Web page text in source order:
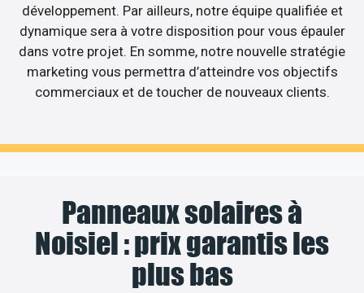
développement. Par ailleurs, notre équipe qualifiée et
dynamique sera à votre disposition pour vous épauler
dans votre projet. En somme, notre nouvelle stratégie
marketing vous permettra d’atteindre vos objectifs
commerciaux et de toucher de nouveaux clients.
Panneaux solaires à
Noisiel : prix garantis les
plus bas